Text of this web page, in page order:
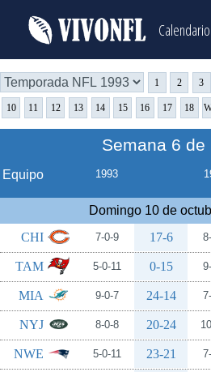
Calendario
1 2 3
10 11 12 13 14 15 16 17 18
Semana 6 de
Equipo 1993
Domingo 10 de
CHI
7-0-9 17-6
TAM 5-0-11 0-15
MIA 9-0-7 24-14
NYJ 8-0-8 20-24
NWE 5-0-11 23-21